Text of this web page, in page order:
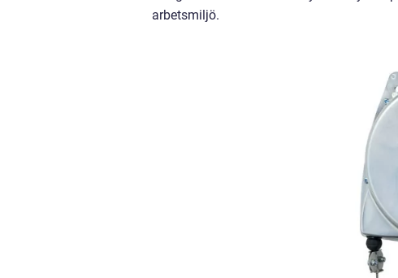
arbetsmiljö.